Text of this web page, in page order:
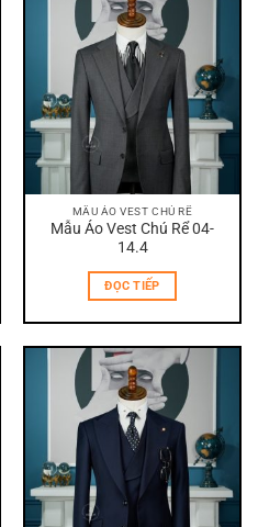
MẪU ÁO VEST CHÚ RỂ
Mẫu Áo Vest Chú Rể 04-
14.4
ĐỌC TIẾP